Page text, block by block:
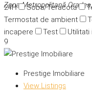
24H
Soba/Teracota
Termostat de ambient
incapere
Test Utilitati
Zona Metropolitană
9
Prestige Imobiliare
View Listings